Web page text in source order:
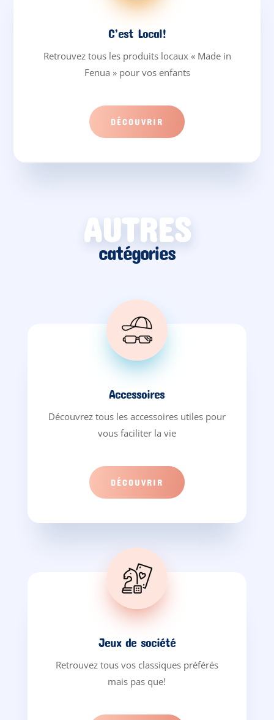
C’est Local!
Retrouvez tous les produits locaux « Made in
Fenua » pour vos enfants
DÉCOUVRIR
AUTRES
catégories
Accessoires
Découvrez tous les accessoires utiles pour
vous faciliter la vie
DÉCOUVRIR
Jeux de société
Retrouvez tous vos classiques préférés
mais pas que!